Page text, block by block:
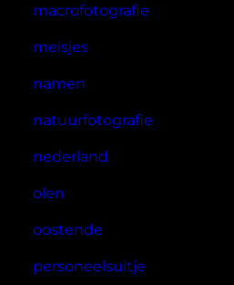
macrofotografie
meisjes
namen
natuurfotografie
nederland
olen
oostende
personeelsuitje